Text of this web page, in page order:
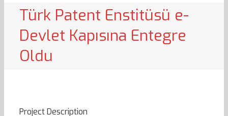
Türk Patent Enstitüsü e-
Devlet Kapısına Entegre
Oldu
Project Description